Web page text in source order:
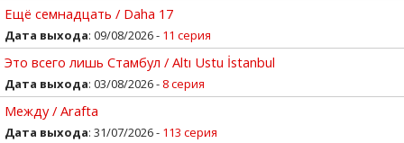
Ещё семнадцать / Daha 17
Дата выхода: 09/08/2026 - 11 серия
Это всего лишь Стамбул / Altı Ustu İstanbul
Дата выхода: 03/08/2026 - 8 серия
Между / Arafta
Дата выхода: 31/07/2026 - 113 серия